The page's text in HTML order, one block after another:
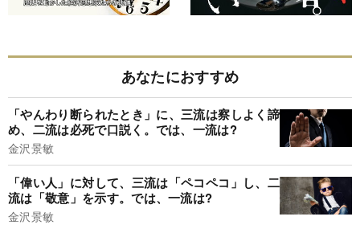
あなたにおすすめ
「やんわり断られたとき」に、三流は察しよく諦
め、二流は必死で口説く。では、一流は?
金沢景敏
「偉い人」に対して、三流は「ペコペコ」し、二
流は「敬意」を示す。では、一流は?
金沢景敏